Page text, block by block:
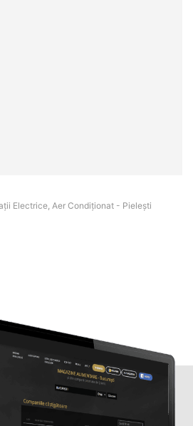
Electrice, Aer Condiționat - Pieleşti